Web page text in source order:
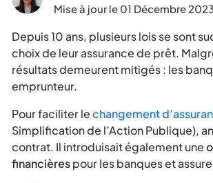
Mise à jour le 01 Décembre
Depuis 10 ans, plusieurs lois se sont
choix de leur assurance de prêt.
résultats demeurent mitigés : les
emprunteur.
Pour faciliter lechangement
Simplification de l’Action Publique),
contrat. Il introduisait également une
financièrespour les banques et